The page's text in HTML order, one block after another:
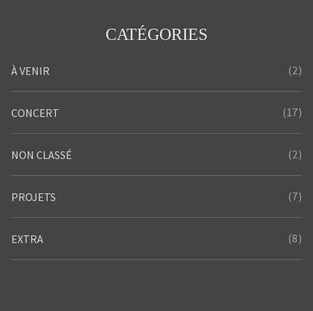
CATÉGORIES
À VENIR (2)
CONCERT (17)
NON CLASSÉ (2)
PROJETS (7)
EXTRA (8)